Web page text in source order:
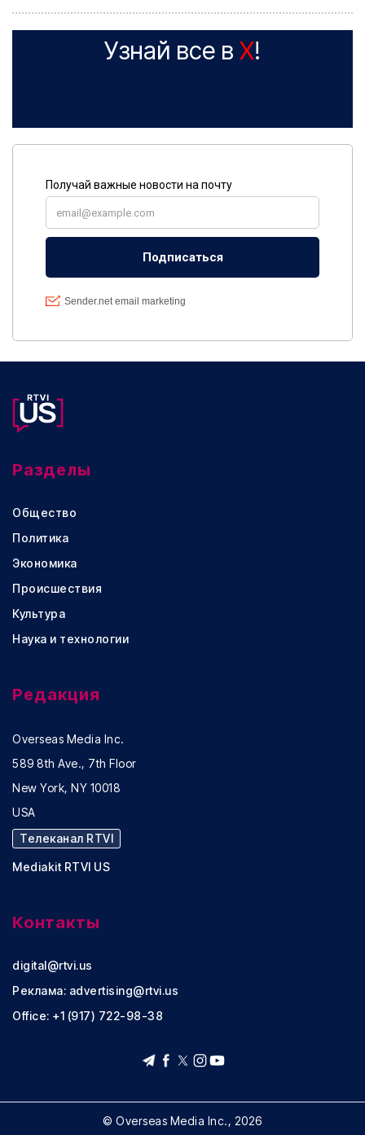
Узнай все в X!
Разделы
Общество
Политика
Экономика
Происшествия
Культура
Наука и технологии
Редакция
Overseas Media Inc.
589 8th Ave., 7th Floor
New York, NY 10018
USA
Телеканал RTVI
Mediakit RTVI US
Контакты
digital@rtvi.us
Реклама: advertising@rtvi.us
Office: +1 (917) 722-98-38
© Overseas Media Inc., 2026